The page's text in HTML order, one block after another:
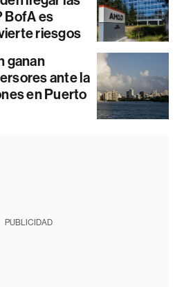
BofA es
riesgos
ganan
ante la
en Puerto
PUBLICIDAD